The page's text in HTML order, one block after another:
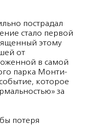
пострадал
стало первой
этому
от
в самой
парка Монти-
которое
за
потеря